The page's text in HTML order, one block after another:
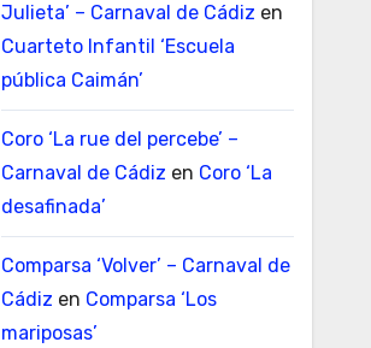
Julieta’ – Carnaval de Cádiz en
Cuarteto Infantil ‘Escuela
pública Caimán’
Coro ‘La rue del percebe’ –
Carnaval de Cádiz en Coro ‘La
desafinada’
Comparsa ‘Volver’ – Carnaval de
Cádiz en Comparsa ‘Los
mariposas’